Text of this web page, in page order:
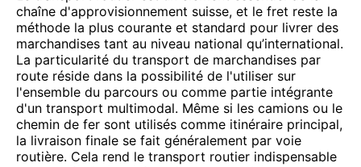
chaîne d'approvisionnement suisse, et le fret reste la
méthode la plus courante et standard pour livrer des
marchandises tant au niveau national qu’international.
La particularité du transport de marchandises par
route réside dans la possibilité de l'utiliser sur
l'ensemble du parcours ou comme partie intégrante
d'un transport multimodal. Même si les camions ou le
chemin de fer sont utilisés comme itinéraire principal,
la livraison finale se fait généralement par voie
routière. Cela rend le transport routier indispensable